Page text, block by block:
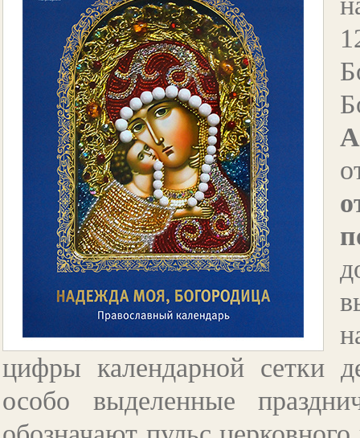
цифры календарной сетки
особо выделенные